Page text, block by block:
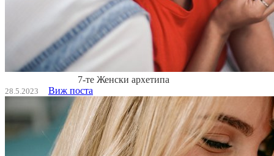
7-те Женски архетипа
28.5.2023 Виж поста